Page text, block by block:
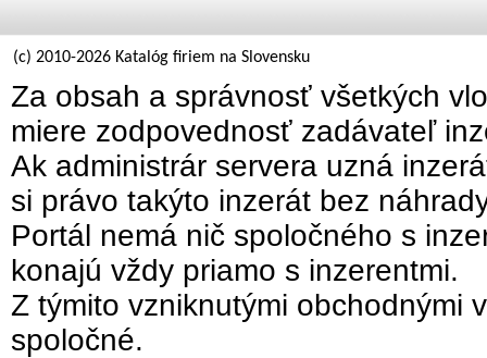
(c) 2010-2026 Katalóg firiem na Slovensku
Za obsah a správnosť všetkých
miere zodpovednosť zadávateľ
Ak administrár servera uzná
si právo takýto inzerát bez
Portál nemá nič spoločného s
konajú vždy priamo s inzerentmi.
Z týmito vzniknutými obchodnými
spoločné.